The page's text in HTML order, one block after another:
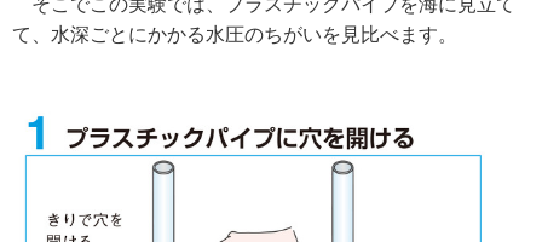
そこでこの実験では、プラスチックパイプを海に見立て
て、水深ごとにかかる水圧のちがいを見比べます。